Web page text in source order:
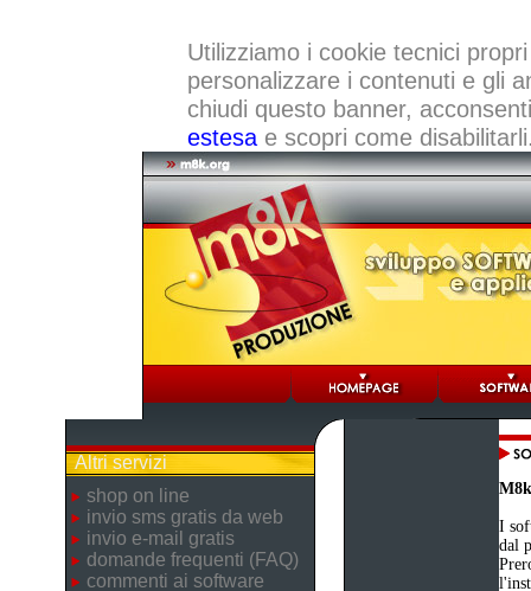
Utilizziamo i cookie tecnici
personalizzare i contenuti e gli
chiudi questo banner,
estesae scopri come
Altri servizi
shop on line
invio sms gratis da web
invio e-mail gratis
domande frequenti (FAQ)
commenti ai software
I
dal